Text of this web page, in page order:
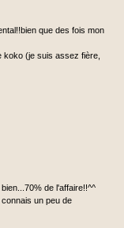
que des fois mon
koko (je suis assez fière,
de l'affaire!!^^
un peu de